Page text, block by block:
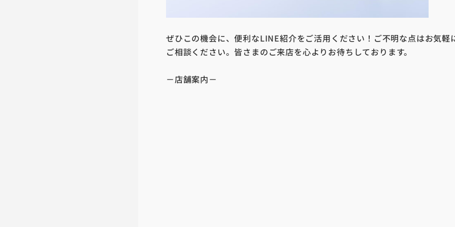
ぜひこの機会に、便利なLINE紹介をご活用ください！ ご不明な点はお気軽
ご相談ください。皆さまのご来店を心よりお待ちしております。
－店舗案内－